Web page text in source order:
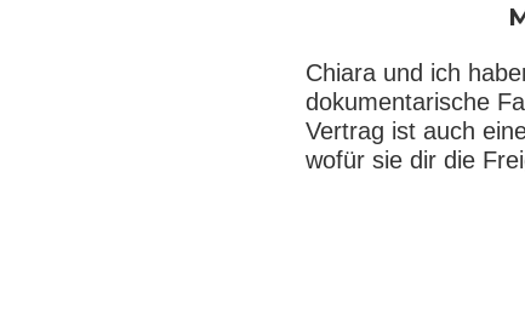
Chiara und ich
dokumentarische
Vertrag ist auch
wofür sie dir die